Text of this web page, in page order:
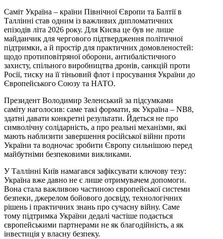
Саміт Україна – країни Північної Європи та Балтії в
Таллінні став одним із важливих дипломатичних
епізодів літа 2026 року. Для Києва це був не лише
майданчик для чергового підтвердження політичної
підтримки, а й простір для практичних домовленостей:
щодо протиповітряної оборони, антибалістичного
захисту, спільного виробництва дронів, санкцій проти
Росії, тиску на її тіньовий флот і просування України до
Європейського Союзу та НАТО.
Президент Володимир Зеленський за підсумками
саміту наголосив: саме такі формати, як Україна – NB8,
здатні давати конкретні результати. Йдеться не про
символічну солідарність, а про реальні механізми, які
мають наблизити завершення російської війни проти
України та водночас зробити Європу сильнішою перед
майбутніми безпековими викликами.
У Таллінні Київ намагався зафіксувати ключову тезу:
Україна вже давно не є лише отримувачем допомоги.
Вона стала важливою частиною європейської системи
безпеки, джерелом бойового досвіду, технологічних
рішень і практичних знань про сучасну війну. Саме
тому підтримка України дедалі частіше подається
європейськими партнерами не як благодійність, а як
інвестиція у власну безпеку.